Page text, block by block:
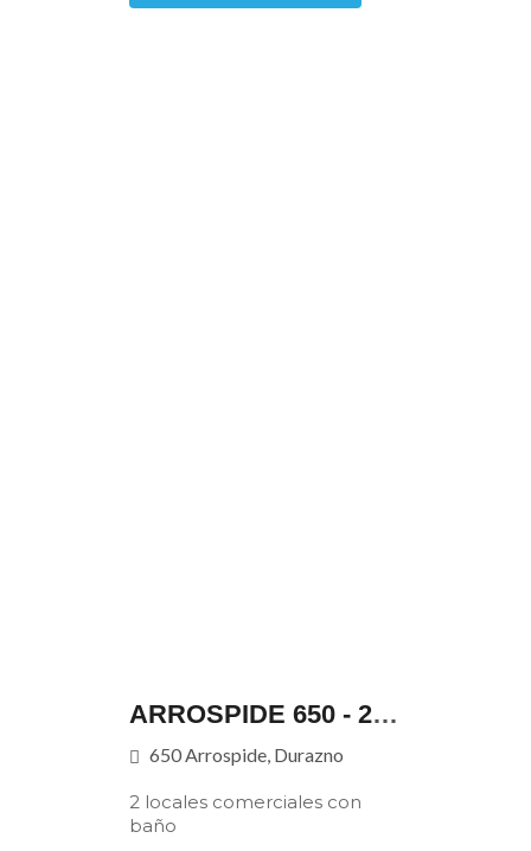
ARROSPIDE 650 - 2 LOCALES CON BAÑO
650 Arrospide, Durazno
2 locales comerciales con
baño